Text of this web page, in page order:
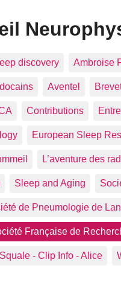
discovery Ambroise
Aventel
Contributions
European Sleep
L’aventure des
Sleep and Aging
de Pneumologie de
Française de
Squale - Clip Info - Alice